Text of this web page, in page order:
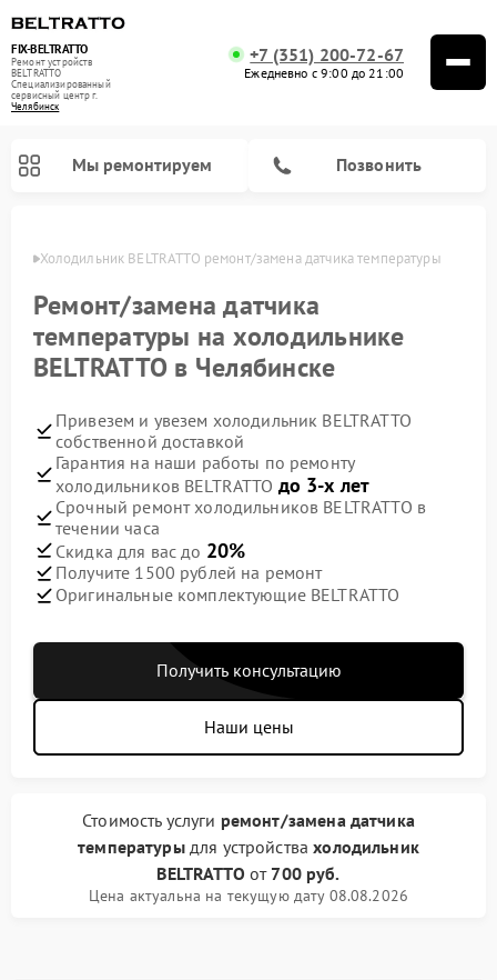
FIX-BELTRATTO
Ремонт устройств
BELTRATTO
Специализированный
cервисный центр г.
Челябинск
+7 (351) 200-72-67
Ежедневно с 9:00 до 21:00
Мы ремонтируем Позвонить
Холодильник BELTRATTO ремонт/замена датчика температуры
Ремонт/замена датчика
температуры на холодильнике
BELTRATTO в Челябинске
Привезем и увезем холодильник BELTRATTO
собственной доставкой
Гарантия на наши работы по ремонту
холодильников BELTRATTO до 3-х лет
Срочный ремонт холодильников BELTRATTO в
течении часа
Скидка для вас до 20%
Получите 1500 рублей на ремонт
Оригинальные комплектующие BELTRATTO
Получить консультацию
Наши цены
Стоимость услуги ремонт/замена датчика
температурыдля устройствахолодильник
BELTRATTO от 700 руб.
Цена актуальна на текущую дату 08.08.2026